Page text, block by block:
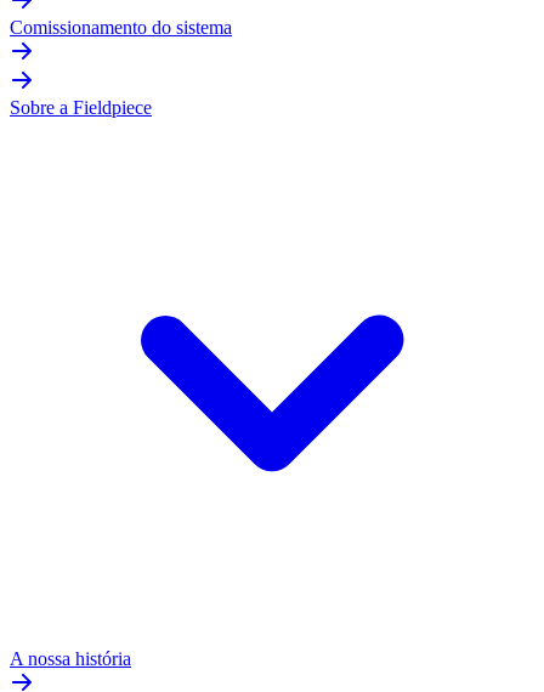
Comissionamento do sistema
Sobre a Fieldpiece
A nossa história